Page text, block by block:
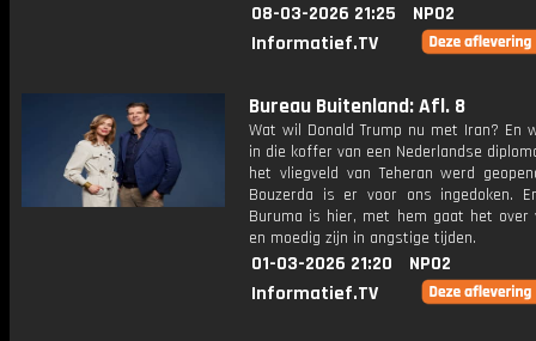
08-03-2026 21:25
NPO2
Informatief.TV
Bureau Buitenland: Afl. 8
Wat wil Donald Trump nu met Iran? En
in die koffer van een Nederlandse
het vliegveld van Teheran werd
Bouzerda is er voor ons ingedoken.
Buruma is hier, met hem gaat het over
en moedig zijn in angstige tijden.
01-03-2026 21:20
NPO2
Informatief.TV